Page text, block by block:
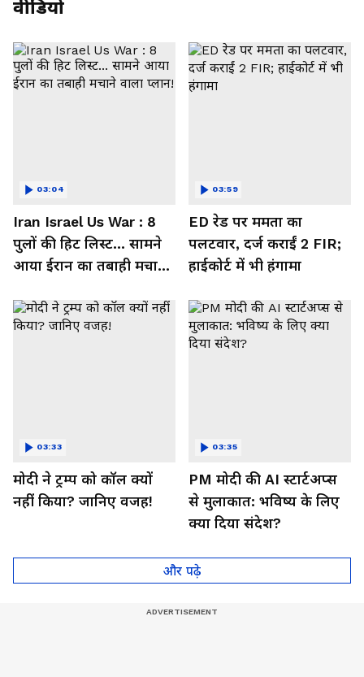
वीडियो
Iran Israel Us War : 8
पुलों की हिट लिस्ट... सामने
आया ईरान का तबाही मचाने
03:04
ED रेड पर ममता का
पलटवार, दर्ज कराईं 2 FIR;
हाईकोर्ट में भी हंगामा
03:59
मोदी ने ट्रम्प को कॉल क्यों
नहीं किया? जानिए वजह!
03:33
PM मोदी की AI स्टार्टअप्स
से मुलाकात: भविष्य के लिए
क्या दिया संदेश?
03:35
और पढ़े